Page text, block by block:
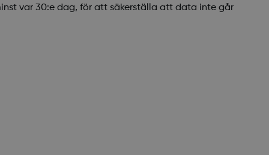
var 30:e dag, för att säkerställa att data inte går